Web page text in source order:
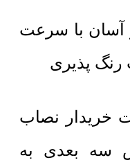
آسان با سرعت
رنگ پذیری
خریدار نصاب
سه بعدی به